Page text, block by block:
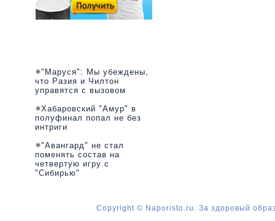
"Маруся": Мы убеждены,
что Разия и Чилтон
управятся с вызовом
Хабаровский "Амур" в
полуфинал попал не без
интриги
"Авангард" не стал
поменять состав на
четвертую игру с
"Сибирью"
Copyright © Naporisto.ru. За здоровый